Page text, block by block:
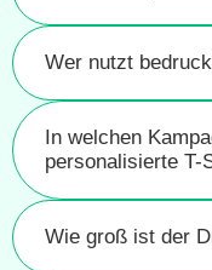
Wer nutzt
In welchen
personalisierte T-
Wie groß ist der